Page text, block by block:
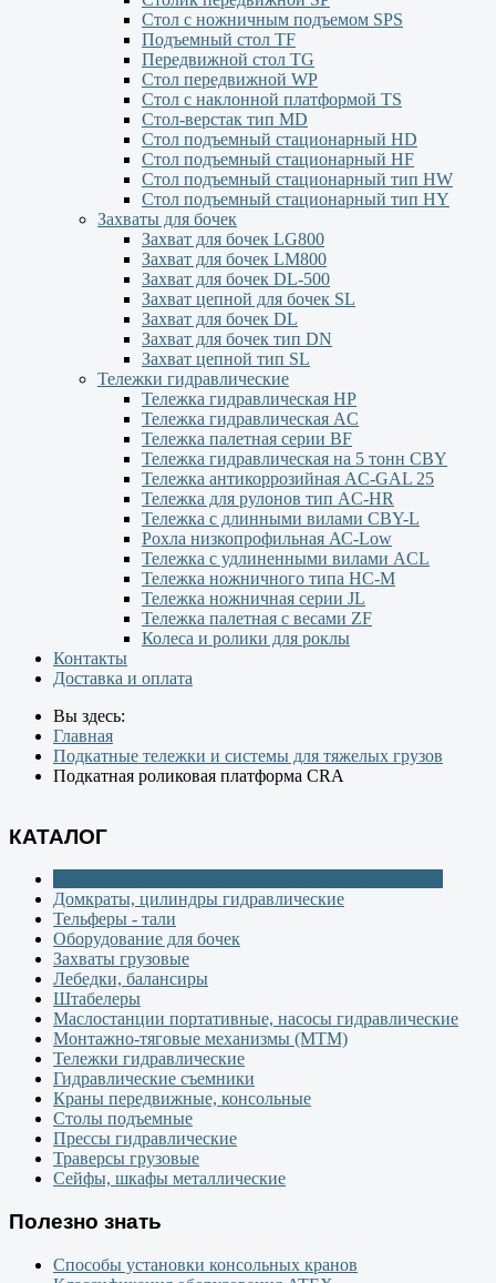
Стол с ножничным подъемом SPS
Подъемный стол TF
Передвижной стол TG
Стол передвижной WP
Стол с наклонной платформой TS
Стол-верстак тип MD
Стол подъемный стационарный HD
Стол подъемный стационарный HF
Стол подъемный стационарный тип HW
Стол подъемный стационарный тип HY
Захваты для бочек
Захват для бочек LG800
Захват для бочек LM800
Захват для бочек DL-500
Захват цепной для бочек SL
Захват для бочек DL
Захват для бочек тип DN
Захват цепной тип SL
Тележки гидравлические
Тележка гидравлическая НР
Тележка гидравлическая AC
Тележка палетная серии ВF
Тележка гидравлическая на 5 тонн CBY
Тележка антикоррозийная AC-GAL 25
Тележка для рулонов тип AC-HR
Тележка с длинными вилами CBY-L
Рохла низкопрофильная АС-Low
Тележка с удлиненными вилами АCL
Тележка ножничного типа HC-M
Тележка ножничная серии JL
Тележка палетная с весами ZF
Колеса и ролики для роклы
Контакты
Доставка и оплата
Вы здесь:
Главная
Подкатные тележки и системы для тяжелых грузов
Подкатная роликовая платформа CRA
КАТАЛОГ
Домкраты, цилиндры гидравлические
Тельферы - тали
Оборудование для бочек
Захваты грузовые
Лебедки, балансиры
Штабелеры
Маслостанции портативные, насосы гидравлические
Монтажно-тяговые механизмы (МТМ)
Тележки гидравлические
Гидравлические съемники
Краны передвижные, консольные
Столы подъемные
Прессы гидравлические
Траверсы грузовые
Сейфы, шкафы металлические
Полезно знать
Способы установки консольных кранов